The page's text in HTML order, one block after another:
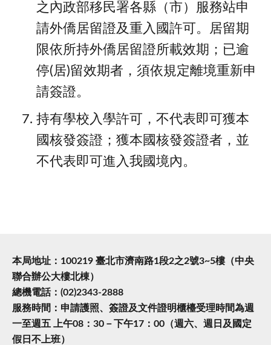
之內政部移民署各縣（市）服務站申
請外僑居留證及重入國許可。居留期
限依所持外僑居留證所載效期；已逾
停(居)留效期者，須依規定離境重新申
請簽證。
持有學校入學許可，不代表即可獲本
國核發簽證；獲本國核發簽證者，並
不代表即可進入我國境內。
本局地址：100219 臺北市濟南路1段2之2號3~5樓（中央
聯合辦公大樓北棟）
總機電話：(02)2343-2888
服務時間：申請護照、簽證及文件證明櫃檯受理時間為週
一至週五 上午08：30－下午17：00（週六、週日及國定
假日不上班）